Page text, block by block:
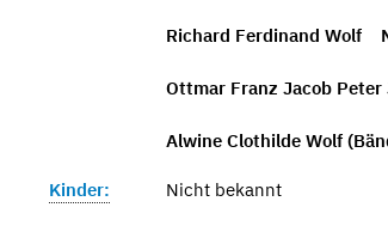
Richard Ferdinand Wolf
Ottmar Franz Jacob Peter
Alwine Clothilde Wolf
Kinder: Nicht bekannt